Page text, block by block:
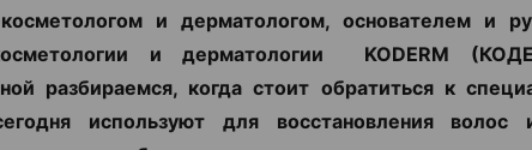
и дерматологом, основателем и
и дерматологии KODERM
разбираемся, когда стоит обратиться к
используют для восстановления